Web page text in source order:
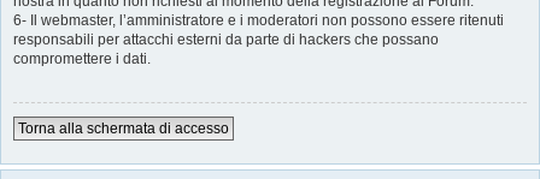
6- Il webmaster, l’amministratore e i moderatori non possono essere ritenuti
responsabili per attacchi esterni da parte di hackers che possano
compromettere i dati.
Torna alla schermata di accesso